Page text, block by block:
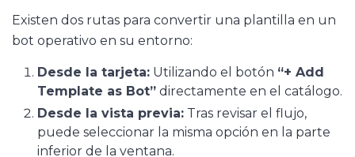
Existen dos rutas para convertir una plantilla en un
bot operativo en su entorno:
Desde la tarjeta: Utilizando el botón “+ Add
Template as Bot” directamente en el catálogo.
Desde la vista previa: Tras revisar el flujo,
puede seleccionar la misma opción en la parte
inferior de la ventana.